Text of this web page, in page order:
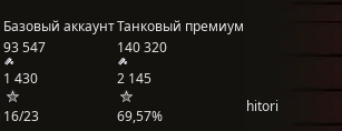
Базовый аккаунтТанковый премиум
93 547 140 320
1 430
2 145
16/23 69,57%
hitori